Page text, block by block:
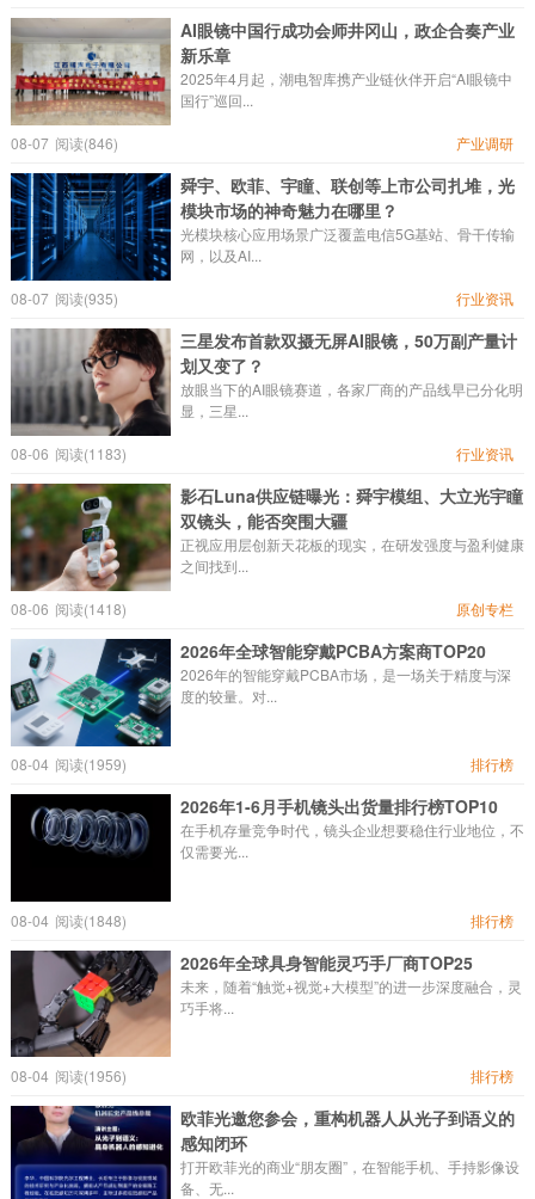
AI眼镜中国行成功会师井冈山，政企合奏产业
新乐章
2025年4月起，潮电智库携产业链伙伴开启“AI眼镜中
国行”巡回...
08-07 阅读(846) 产业调研
舜宇、欧菲、宇瞳、联创等上市公司扎堆，光
模块市场的神奇魅力在哪里？
光模块核心应用场景广泛覆盖电信5G基站、骨干传输
网，以及AI...
08-07 阅读(935) 行业资讯
三星发布首款双摄无屏AI眼镜，50万副产量计
划又变了？
放眼当下的AI眼镜赛道，各家厂商的产品线早已分化明
显，三星...
08-06 阅读(1183) 行业资讯
影石Luna供应链曝光：舜宇模组、大立光宇瞳
双镜头，能否突围大疆
正视应用层创新天花板的现实，在研发强度与盈利健康
之间找到...
08-06 阅读(1418) 原创专栏
2026年全球智能穿戴PCBA方案商TOP20
2026年的智能穿戴PCBA市场，是一场关于精度与深
度的较量。对...
08-04 阅读(1959) 排行榜
2026年1-6月手机镜头出货量排行榜TOP10
在手机存量竞争时代，镜头企业想要稳住行业地位，不
仅需要光...
08-04 阅读(1848) 排行榜
2026年全球具身智能灵巧手厂商TOP25
未来，随着“触觉+视觉+大模型”的进一步深度融合，灵
巧手将...
08-04 阅读(1956) 排行榜
欧菲光邀您参会，重构机器人从光子到语义的
感知闭环
打开欧菲光的商业“朋友圈”，在智能手机、手持影像设
备、无...